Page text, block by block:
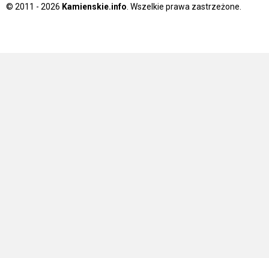
© 2011 - 2026 Kamienskie.info . Wszelkie prawa zastrzeżone.